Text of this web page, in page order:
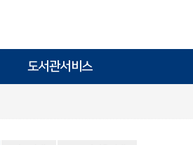
도서관서비스